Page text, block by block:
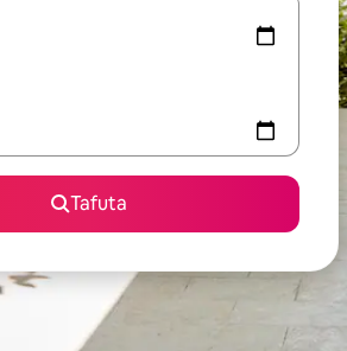
Tafuta